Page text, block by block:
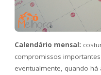
Calendário mensal:
compromissos
eventualmente, quando